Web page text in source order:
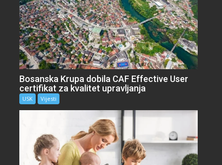
Bosanska Krupa dobila CAF Effective User
certifikat za kvalitet upravljanja
USK Vijesti